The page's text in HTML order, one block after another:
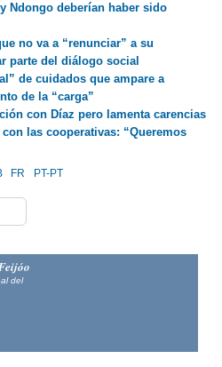
Ndongo deberían haber sido
no va a “renunciar” a su
parte del diálogo social
de cuidados que ampare a
de la “carga”
con Díaz pero lamenta carencias
las cooperativas: “Queremos
FR PT-PT
del